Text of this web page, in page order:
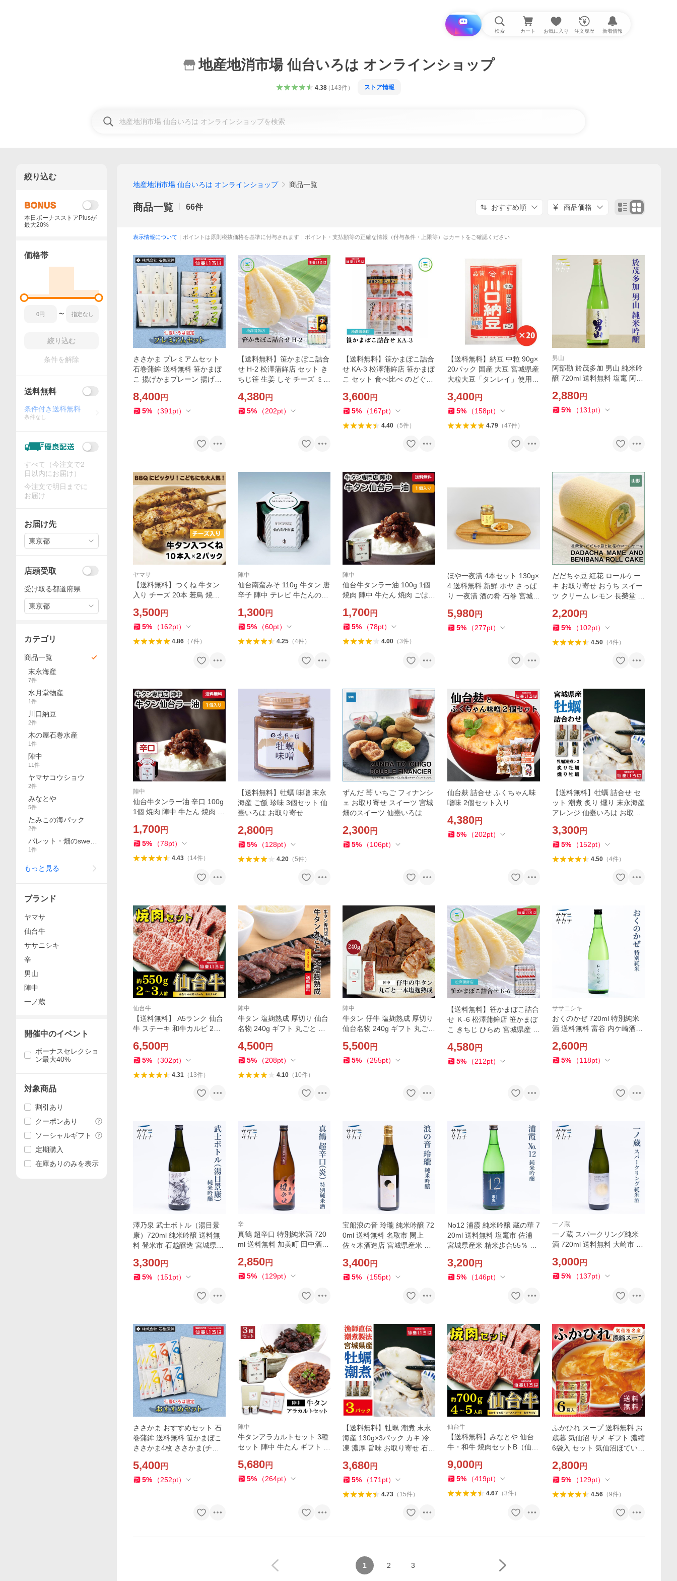
i と探す 検索 カート お気に入り 注文履歴 新着情報
地産地消市場 仙台いろは オンラインショップ
4.38（ 143件） ストア情報
地産地消市場 仙台いろは オンラインショップ 商品一覧
商品一覧 66件 おすすめ順 商品価格
表示情報について ｜ポイントは原則税抜価格を基準に付与されます｜ポイント・支払額等の正確な情報（付与条件・上限等）はカートをご確認ください
ささかま プレミアムセット
石巻蒲鉾 送料無料 笹かまぼ
こ 揚げかまプレーン 揚げか
城 石巻 きちじ スケトウダラ
8,400円
5% （391 pt）
【送料無料】笹かまぼこ詰合
せ H-2 松澤蒲鉾店 セット き
ちじ笹 生姜 しそ チーズ ミニ
カレーばくだん 欲張り 仙台
お取り寄せ
4,380円
5% （202pt）
【送料無料】笹かまぼこ詰合
せ KA-3 松澤蒲鉾店 笹かまぼ
こ セット 食べ比べ のどぐろ
じ 笹かまのささタン 3種類
仙台 お取り寄せ
3,600円
5% （167pt）
4.40（5件）
【送料無料】納豆 中粒 90g×
20パック 国産 大豆 宮城県産
大粒大豆「タンレイ」使用
り寄せ
3,400円
5% （158pt）
4.79（47件）
男山
阿部勘 於茂多加 男山 純米吟
醸 720ml 送料無料 塩竃 阿部
精米歩合55％ 15度 吟醸 塩釜
しおがま 宮城 日本酒
2,880円
5% （131 pt）
ヤマサ
【送料無料】つくね 牛タン
入り チーズ 20本 若鳥 焼肉
ウ 石巻 お取り寄せ
3,500円
5% （162pt）
4.86（7件）
陣中
仙台南蛮みそ 110g 牛タン 唐
辛子 陣中 テレビ 牛たんのお
1,300円
5% （60pt）
4.25（4件）
陣中
仙台牛タンラー油 100g 1個
焼肉 陣中 牛たん 焼肉 ごはん
宮城 テレビで紹介 お取り寄
せ 食べるラー油
1,700円
5% （78pt）
4.00（3件）
ほや一夜漬 4本セット 130g×
4 送料無料 新鮮 ホヤ さっぱ
り 一夜漬 酒の肴 石巻 宮城
5,980円
5% （277pt）
だだちゃ豆 紅花 ロールケー
キ お取り寄せ おうち スイー
ツ クリーム レモン 長榮堂 仙
2,200円
5% （102pt）
4.50（4件）
陣中
仙台牛タンラー油 辛口 100g
1個 焼肉 陣中 牛たん 焼肉 ご
土産 宮城 テレビで紹介 お取
り寄せ 食べるラー油
1,700円
5% （78pt）
4.43（ 14件）
【送料無料】牡蠣 味噌 末永
海産 ご飯 珍味 3個セット 仙
臺いろは お取り寄せ
2,800円
5% （128pt）
4.20（5件）
ずんだ 苺 いちご フィナンシ
ェ お取り寄せ スイーツ 宮城
畑のスイーツ 仙臺いろは
2,300円
5% （106pt）
仙台麸 詰合せ ふくちゃん味
噌味 2個セット入り
4,380円
5% （202pt）
【送料無料】牡蠣 詰合せ セ
ット 潮煮 炙り 燻り 末永海産
アレンジ 仙臺いろは お取り
3,300円
5% （152pt）
4.50（4件）
仙台牛
【送料無料】 A5ランク 仙台
牛 ステーキ 和牛カルビ 2〜3
高ランク みなとや 宮城 仙台
お取り寄せ
6,500円
5% （302pt）
4.31（ 13件）
陣中
牛タン 塩麹熟成 厚切り 仙台
名物 240g ギフト 丸ごと 一
中 宮城 お取り寄せ GM-43
4,500円
5% （208pt）
4.10（ 10件）
陣中
牛タン 仔牛 塩麹熟成 厚切り
仙台名物 240g ギフト 丸ごと
陣中 宮城 お取り寄せ KM-50
5,500円
5% （255pt）
【送料無料】笹かまぼこ詰合
せ Ｋ-6 松澤蒲鉾店 笹かまぼ
こ きちじ ひらめ 宮城県産 看
せ
4,580円
5% （212pt）
ササニシキ
おくのかぜ 720ml 特別純米
酒 送料無料 富谷 内ケ崎酒造
合55％ 15度 純米 お取り寄せ
宮城 日本酒
2,600円
5% （118pt）
澤乃泉 武士ボトル（湯目景
康）720ml 純米吟醸 送料無
料 登米市 石越醸造 宮城県産
お取り寄せ 宮城 日本酒 藤原
屋
3,300円
5% （151 pt）
辛
真鶴 超辛口 特別純米酒 720
ml 送料無料 加美町 田中酒造
歩合60％ 15度以上16度未満
お取り寄せ 宮城 日本酒 藤原
2,850円
5% （129pt）
宝船浪の音 玲瓏 純米吟醸 72
0ml 送料無料 名取市 閖上
佐々木酒造店 宮城県産米 ト
度 お取り寄せ 宮城 日本酒 藤
原屋
3,400円
5% （155pt）
No12 浦霞 純米吟醸 蔵の華 7
20ml 送料無料 塩竃市 佐浦
宮城県産米 精米歩合55％ 15
らかすみ お取り寄せ 宮城 日
本酒 藤原屋
3,200円
5% （146pt）
一ノ蔵
一ノ蔵 スパークリング純米
酒 720ml 送料無料 大崎市 宮
合55％ 14度 微発泡 お取り寄
せ 宮城 日本酒 藤原屋
3,000円
5% （137pt）
ささかま おすすめセット 石
巻蒲鉾 送料無料 笹かまぼこ
ささかま4枚 ささかま(チー
ミ入り）宮城 石巻 きちじ ス
ケトウダラ
5,400円
5% （252pt）
陣中
牛タンアラカルトセット 3種
セット 陣中 牛たん ギフト 仙
煎 簡単調理 おつまみ GRA-1
4BP
5,680円
5% （264pt）
【送料無料】牡蠣 潮煮 末永
海産 130g×3パック カキ 冷
凍 濃厚 旨味 お取り寄せ 石巻
3,680円
5% （171 pt）
4.73（ 15件）
仙台牛
【送料無料】みなとや 仙台
牛・和牛 焼肉セットB（仙台
ロースステーキ150g、和牛
カルビ250g）
9,000円
5% （419pt）
4.67（3件）
ふかひれ スープ 送料無料 お
歳暮 気仙沼 サメ ギフト 濃縮
6袋入 セット 気仙沼ほてい
2,800円
5% （129pt）
4.56（9件）
1 2 3
絞り込む
本日ボーナスストアPlusが
最大20%
価格帯
〜
絞り込む
条件を解除
送料無料
条件付き送料無料
条件なし
すべて（今注文で2
日以内にお届け）
今注文で明日までに
お届け
お届け先
東京都
店頭受取
受け取る都道府県
東京都
カテゴリ
商品一覧
末永海産
7件
水月堂物産
1件
川口納豆
2件
木の屋石巻水産
1件
陣中
11件
ヤマサコウショウ
2件
みなとや
5件
たみこの海パック
2件
パレット・畑のsweet
s
1件
もっと見る
ブランド
ヤマサ
仙台牛
ササニシキ
辛
男山
陣中
一ノ蔵
開催中のイベント
ボーナスセレクショ
ン最大40%
対象商品
割引あり
クーポンあり
ソーシャルギフト
定期購入
在庫ありのみを表示